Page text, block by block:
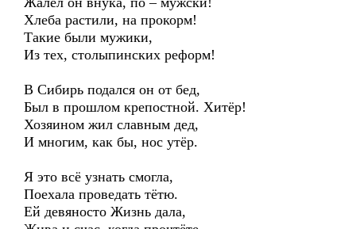
Хлеба растили, на прокорм!
Такие были мужики,
Из тех, столыпинских реформ!
В Сибирь подался он от бед,
Был в прошлом крепостной. Хитёр!
Хозяином жил славным дед,
И многим, как бы, нос утёр.
Я это всё узнать смогла,
Поехала проведать тётю.
Ей девяносто Жизнь дала,